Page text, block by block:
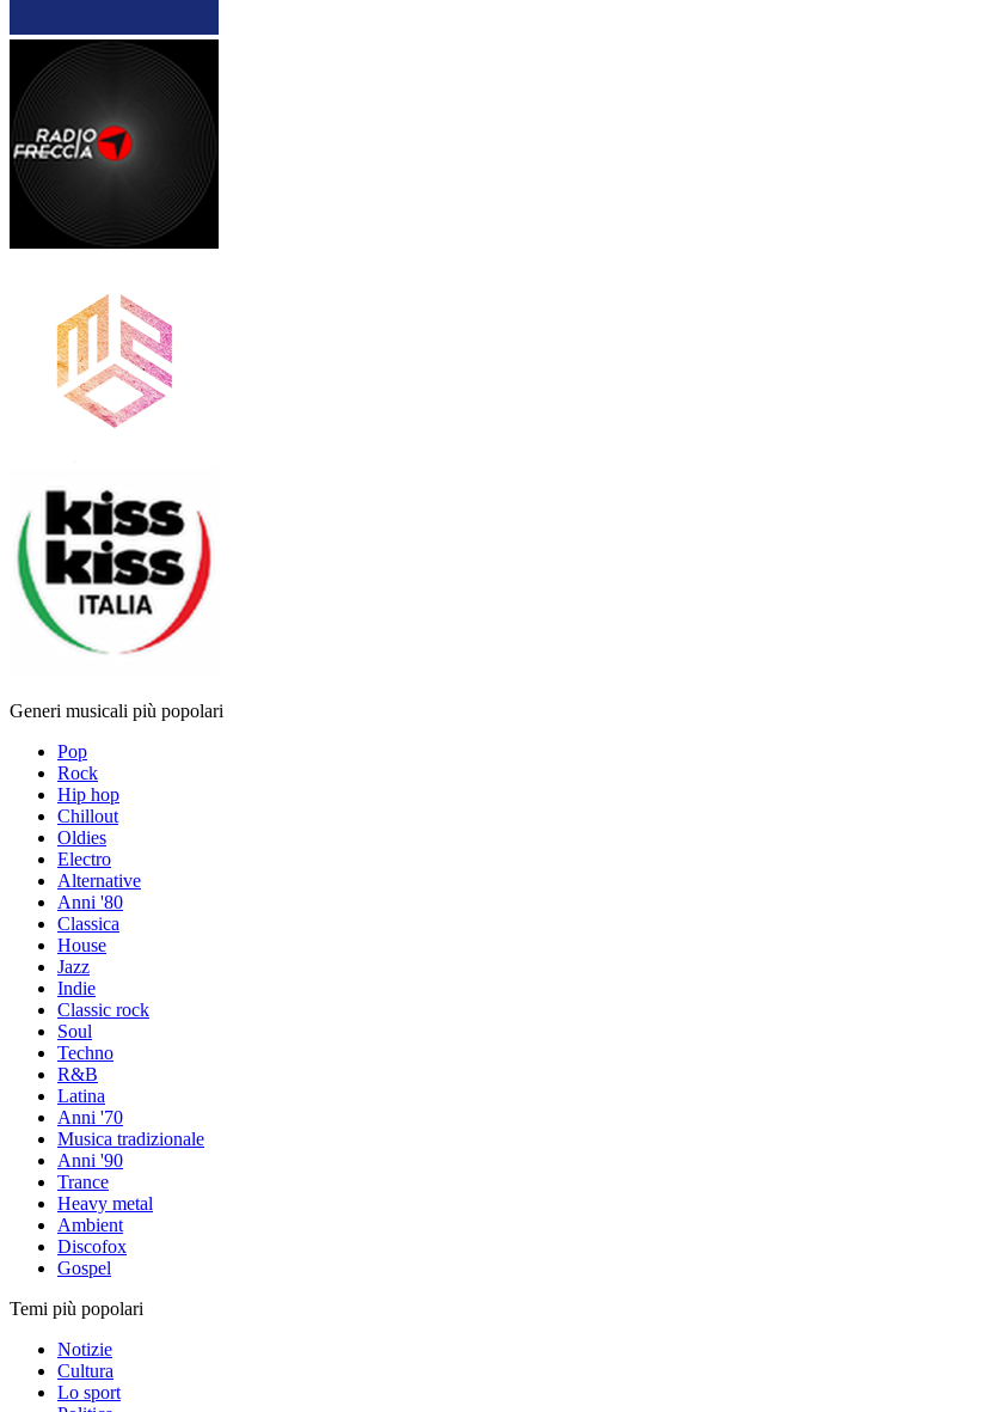
Generi musicali più popolari
Pop
Rock
Hip hop
Chillout
Oldies
Electro
Alternative
Anni '80
Classica
House
Jazz
Indie
Classic rock
Soul
Techno
R&B
Latina
Anni '70
Musica tradizionale
Anni '90
Trance
Heavy metal
Ambient
Discofox
Gospel
Temi più popolari
Notizie
Cultura
Lo sport